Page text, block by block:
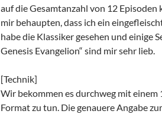
auf die Gesamtanzahl von 12 Episoden
mir behaupten, dass ich ein
habe die Klassiker gesehen und einige
Genesis Evangelion“ sind mir sehr lieb.
[Technik]
Wir bekommen es durchweg mit einem
Format zu tun. Die genauere Angabe